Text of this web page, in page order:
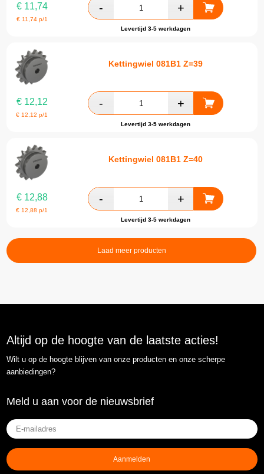
€11,74
€ 11,74p/1
Levertijd 3-5 werkdagen
Kettingwiel 081B1 Z=39
€12,12
€ 12,12 p/1
Levertijd 3-5 werkdagen
Kettingwiel 081B1 Z=40
€12,88
€ 12,88 p/1
Levertijd 3-5 werkdagen
Laad meer producten
Altijd op de hoogte van de laatste acties!
Wilt u op de hoogte blijven van onze producten en onze scherpe
aanbiedingen?
Meld u aan voor de nieuwsbrief
E-
mailadres(Vereist)
Aanmelden